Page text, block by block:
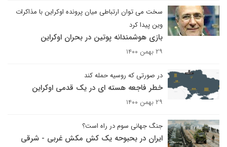
سخت می توان ارتباطی میان پرونده اوکراین با مذاکرات
وین پیدا کرد
‌بازی هوشمندانه پوتین در بحران اوکراین
۲۹ بهمن ۱۴۰۰
در صورتی که روسیه حمله کند
خطر فاجعه هسته ای در یک قدمی اوکراین
۲۹ بهمن ۱۴۰۰
جنگ جهانی سوم در راه است؟
ایران در بحبوحه یک کش مکش غربی - شرقی